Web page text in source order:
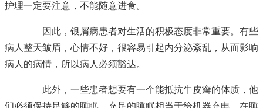
护理一定要注意，不能随意进食。
因此，银屑病患者对生活的积极态度非常重要。有些
病人整天皱眉，心情不好，很容易引起内分泌紊乱，从而影响
病人的病情，所以病人必须豁达。
此外，一些患者想要有一个能抵抗牛皮癣的体质，他
们必须保持足够的睡眠。充足的睡眠相当于给机器充电，在睡